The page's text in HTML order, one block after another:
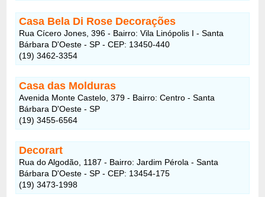
Casa Bela Di Rose Decorações
Rua Cícero Jones, 396 - Bairro: Vila Linópolis I - Santa
Bárbara D'Oeste - SP - CEP: 13450-440
(19) 3462-3354
Casa das Molduras
Avenida Monte Castelo, 379 - Bairro: Centro - Santa
Bárbara D'Oeste - SP
(19) 3455-6564
Decorart
Rua do Algodão, 1187 - Bairro: Jardim Pérola - Santa
Bárbara D'Oeste - SP - CEP: 13454-175
(19) 3473-1998